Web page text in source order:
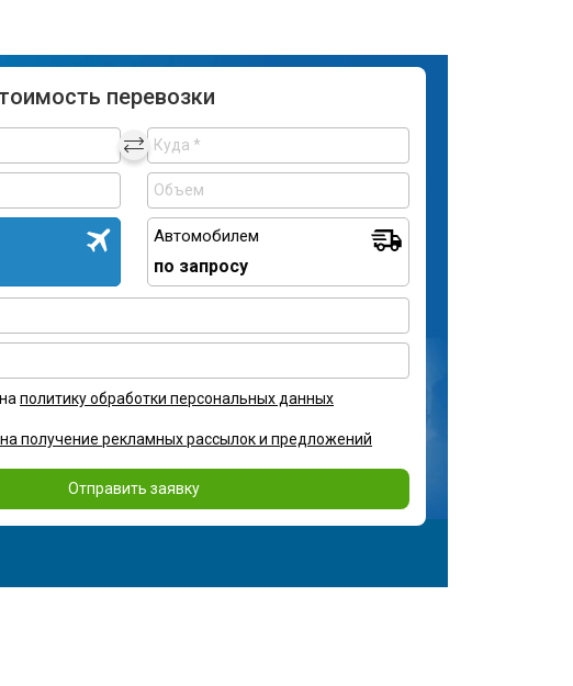
перевозки
Автомобилем
по запросу
политику обработки персональных данных
получение рекламных рассылок и предложений
Отправить заявку